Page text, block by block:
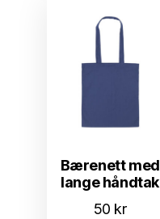
Bærenett med
lange håndtak
50 kr